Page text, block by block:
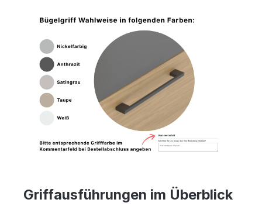
Griffausführungen im Überblick